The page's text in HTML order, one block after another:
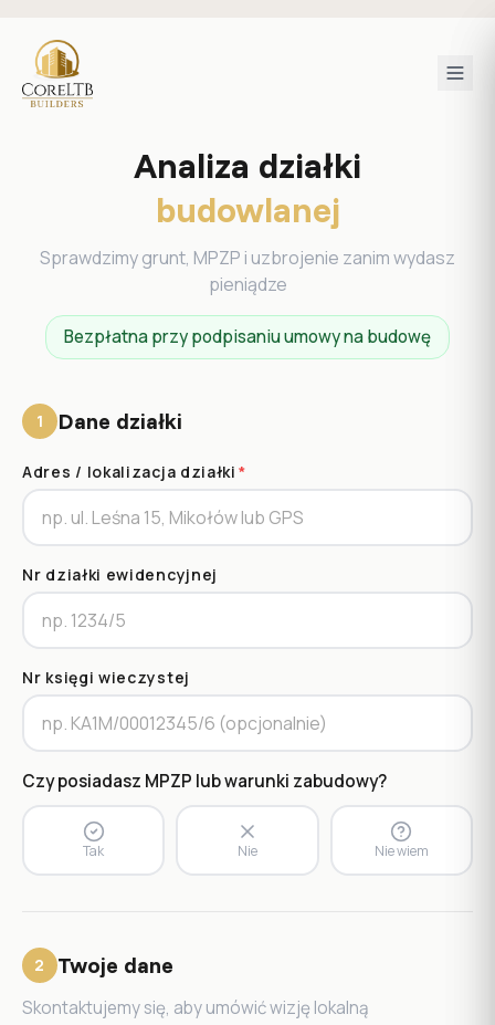
Analiza działki
budowlanej
Sprawdzimy grunt, MPZP i uzbrojenie zanim wydasz
pieniądze
Bezpłatna przy podpisaniu umowy na budowę
1 Dane działki
Adres / lokalizacja działki *
Nr działki ewidencyjnej
Nr księgi wieczystej
Czy posiadasz MPZP lub warunki zabudowy?
Tak Nie Nie wiem
2 Twoje dane
Skontaktujemy się, aby umówić wizję lokalną